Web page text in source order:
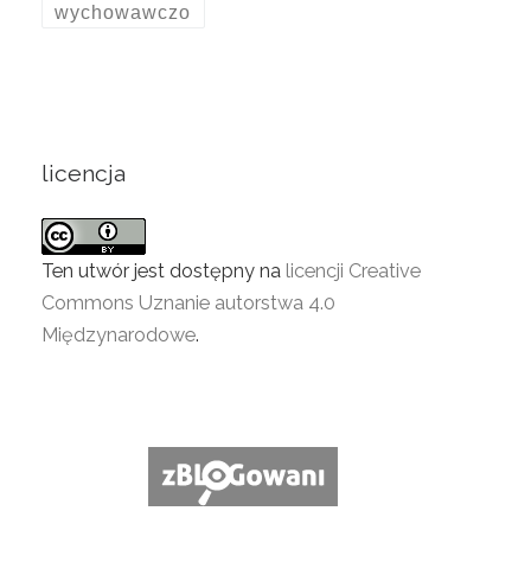
wychowawczo
licencja
Ten utwór jest dostępny na licencji Creative
Commons Uznanie autorstwa 4.0
Międzynarodowe.